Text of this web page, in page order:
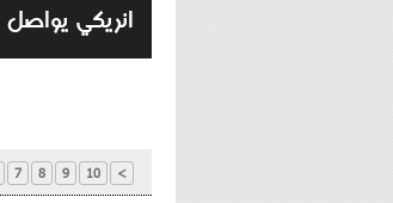
انريكي
7 8 9 10 >